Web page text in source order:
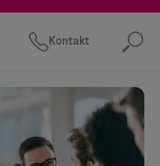
Kontakt